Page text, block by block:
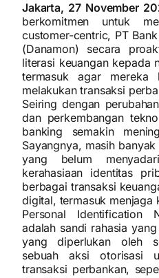
Jakarta, 27 November
berkomitmen untuk
customer-centric, PT
(Danamon) secara
literasi keuangan kepada
termasuk agar
melakukan transaksi
Seiring dengan
dan perkembangan
banking semakin
Sayangnya, masih
yang belum
kerahasiaan identitas
berbagai transaksi
digital, termasuk menjaga
Personal Identification
adalah sandi rahasia
yang diperlukan oleh
sebuah aksi otorisasi
transaksi perbankan,